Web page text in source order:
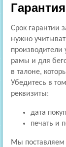
Гарантия
Срок гарантии
нужно
производители
рамы и для
в талоне,
Убедитесь в
реквизиты:
дата
печать и
Мы поставляем